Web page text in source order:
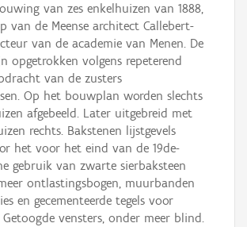
van zes enkelhuizen van 1888,
van de Meense architect Callebert-
van de academie van Menen. De
opgetrokken volgens repeterend
van de zusters
Op het bouwplan worden slechts
afgebeeld. Later uitgebreid met
rechts. Bakstenen lijstgevels
het voor het eind van de 19de-
gebruik van zwarte sierbaksteen
ontlastingsbogen, muurbanden
en gecementeerde tegels voor
vensters, onder meer blind.